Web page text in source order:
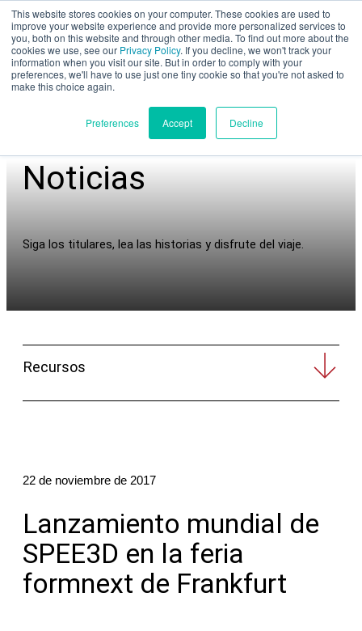
This website stores cookies on your computer. These cookies are used to
improve your website experience and provide more personalized services to
you, both on this website and through other media. To find out more about the
cookies we use, see our Privacy Policy. If you decline, we won't track your
information when you visit our site. But in order to comply with your
preferences, we'll have to use just one tiny cookie so that you're not asked to
make this choice again.
Preferences Accept Decline
Evaluación parcial
Productos
Materiales
Recursos
Síguenos
X Facebook LinkedIn YouTube
Noticias
Siga los titulares, lea las historias y disfrute del viaje.
Recursos
22 de noviembre de 2017
Lanzamiento mundial de
SPEE3D en la feria
formnext de Frankfurt